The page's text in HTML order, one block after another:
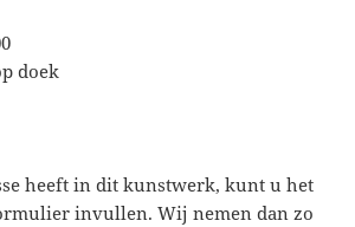
doek
heeft in dit kunstwerk, kunt u het
invullen. Wij nemen dan zo